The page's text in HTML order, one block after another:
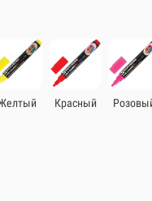
Красный